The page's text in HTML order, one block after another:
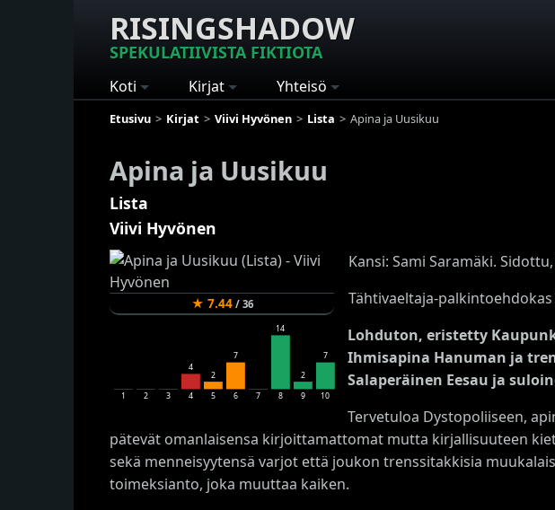
RISINGSHADOW
SPEKULATIIVISTA FIKTIOTA
Koti Kirjat Yhteisö
Etusivu Kirjat Viivi Hyvönen Lista Apina ja Uusikuu
Apina ja Uusikuu
Lista
Viivi Hyvönen
★ 7.44/ 36
1 2 3
4
4
2
5
7
6 7
14
8
2
9
7
10
Kansi: Sami Saramäki.
Tähtivaeltaja-
Lohduton, eristetty
Ihmisapina Hanuman ja
Salaperäinen Eesau ja
Tervetuloa Dystopoliiseen,
pätevät omanlaisensa kirjoittamattomat mutta kirjallisuuteen
sekä menneisyytensä varjot että joukon trenssitakkisia
toimeksianto, joka muuttaa kaiken.